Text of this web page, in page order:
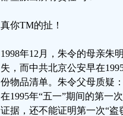
真你TM的扯！
1998年12月，朱令的母亲朱
失，而中共北京公安早在
份物品清单。朱令父母质疑
在1995年“五一”期间的第一
证据，还不能证明第一次“